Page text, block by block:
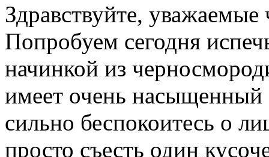
Здравствуйте, уважаемые
Попробуем сегодня
начинкой из
имеет очень
сильно беспокоитесь о
просто съесть один